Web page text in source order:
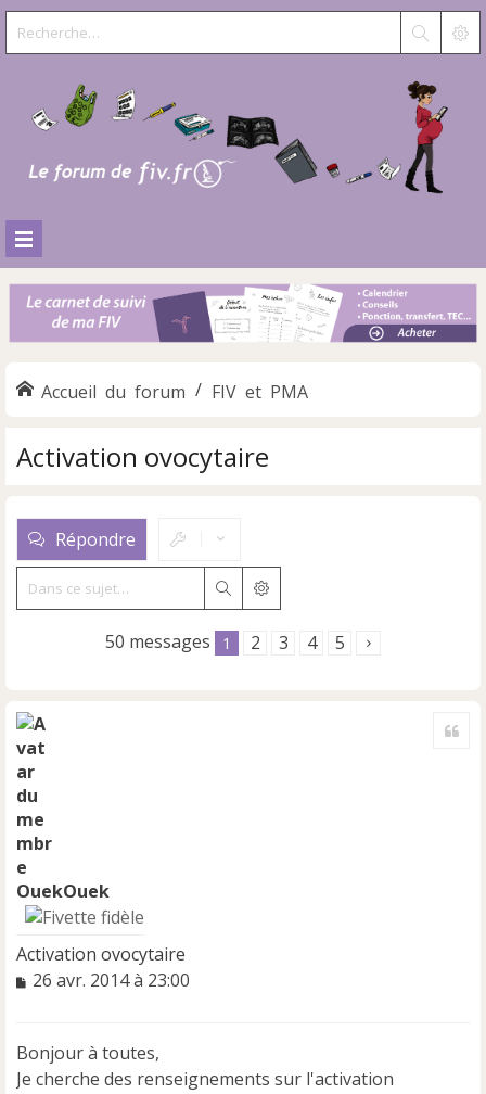
Accueil du forum FIV et PMA
Activation ovocytaire
Répondre
RechercherRecherche avancée
50 messages 1 2 3 4 5
OuekOuek
Activation ovocytaire
M
a
g
26 avr. 2014 à 23:00
Bonjour à toutes,
Je cherche des renseignements sur l'activation